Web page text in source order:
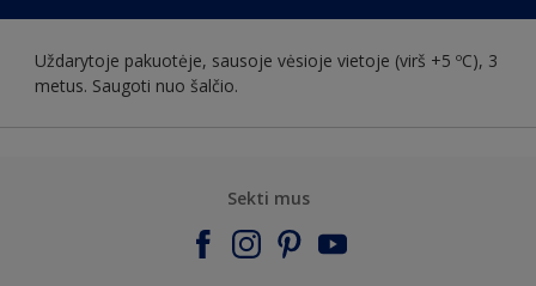
Uždarytoje pakuotėje, sausoje vėsioje vietoje (virš +5 ºC), 3
metus. Saugoti nuo šalčio.
Sekti mus